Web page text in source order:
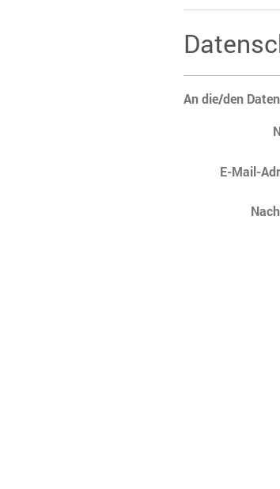
An die/den
E-Mail-